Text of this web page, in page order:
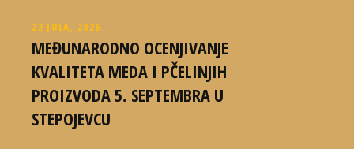
22 JULA, 2026
MEĐUNARODNO OCENJIVANJE
KVALITETA MEDA I PČELINJIH
PROIZVODA 5. SEPTEMBRA U
STEPOJEVCU